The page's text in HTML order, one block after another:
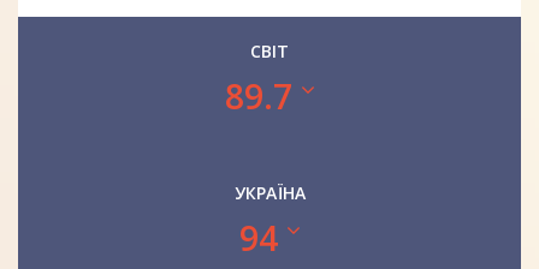
СВІТ
89.7
УКРАЇНА
94